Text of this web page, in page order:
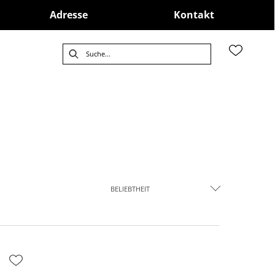
Adresse Kontakt
BELIEBTHEIT